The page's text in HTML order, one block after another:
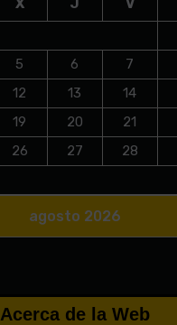
agosto 2026
X J V
5 6 7
12 13 14
19 20 21
26 27 28
Acerca de la Web